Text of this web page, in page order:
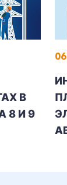
В
8 И 9